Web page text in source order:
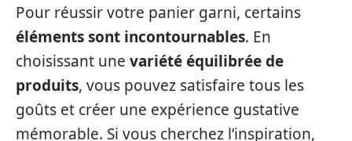
Pour réussir votre panier garni, certains
éléments sont incontournables. En
choisissant une variété équilibrée de
produits, vous pouvez satisfaire tous les
goûts et créer une expérience gustative
mémorable. Si vous cherchez l’inspiration,